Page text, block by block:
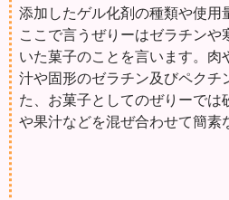
添加したゲル化剤の種類や使用
ここで言うぜりーはゼラチンや
いた菓子のことを言います。肉
汁や固形のゼラチン及びペクチ
た、お菓子としてのぜりーでは
や果汁などを混ぜ合わせて簡素